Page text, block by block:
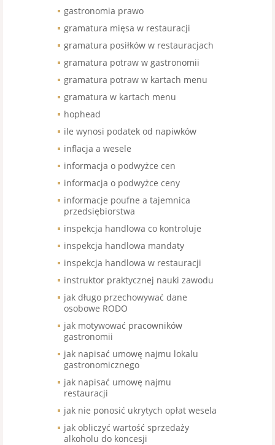
gastronomia prawo
gramatura mięsa w restauracji
gramatura posiłków w restauracjach
gramatura potraw w gastronomii
gramatura potraw w kartach menu
gramatura w kartach menu
hophead
ile wynosi podatek od napiwków
inflacja a wesele
informacja o podwyżce cen
informacja o podwyżce ceny
informacje poufne a tajemnica
przedsiębiorstwa
inspekcja handlowa co kontroluje
inspekcja handlowa mandaty
inspekcja handlowa w restauracji
instruktor praktycznej nauki zawodu
jak długo przechowywać dane
osobowe RODO
jak motywować pracowników
gastronomii
jak napisać umowę najmu lokalu
gastronomicznego
jak napisać umowę najmu
restauracji
jak nie ponosić ukrytych opłat wesela
jak obliczyć wartość sprzedaży
alkoholu do koncesji